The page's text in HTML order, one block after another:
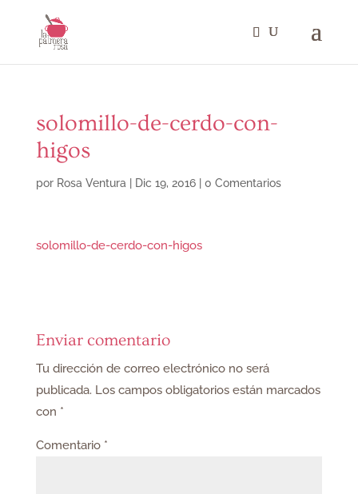
solomillo-de-cerdo-con-
higos
por Rosa Ventura Dic 19, 2016| 0 Comentarios
solomillo-de-cerdo-con-higos
Enviar comentario
Tu dirección de correo electrónico no será
publicada. Los campos obligatorios están marcados
con *
Comentario *